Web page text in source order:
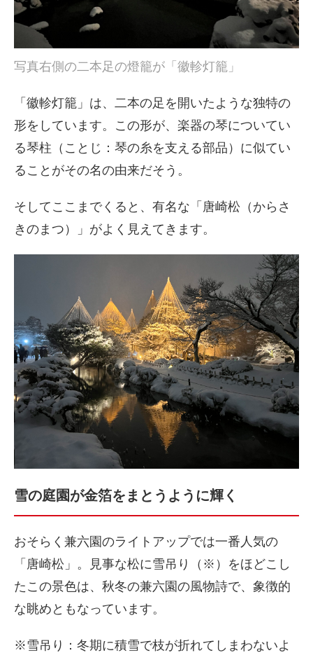
写真右側の二本足の燈籠が「徽軫灯籠」
「徽軫灯籠」は、二本の足を開いたような独特の
形をしています。この形が、楽器の琴についてい
る琴柱（ことじ：琴の糸を支える部品）に似てい
ることがその名の由来だそう。
そしてここまでくると、有名な「唐崎松（からさ
きのまつ）」がよく見えてきます。
雪の庭園が金箔をまとうように輝く
おそらく兼六園のライトアップでは一番人気の
「唐崎松」。見事な松に雪吊り（※）をほどこし
たこの景色は、秋冬の兼六園の風物詩で、象徴的
な眺めともなっています。
※雪吊り：冬期に積雪で枝が折れてしまわないよ